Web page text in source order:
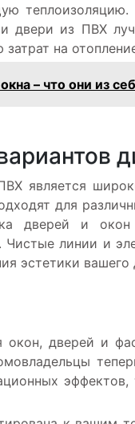
двери из ПВХ
на
– что они из
является
для
дверей и
линии и
эстетики вашего
дверей и
эффектов,